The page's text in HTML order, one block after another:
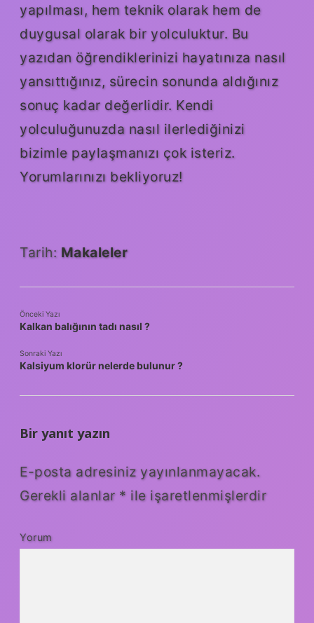
yapılması, hem teknik olarak hem de
duygusal olarak bir yolculuktur. Bu
yazıdan öğrendiklerinizi hayatınıza nasıl
yansıttığınız, sürecin sonunda aldığınız
sonuç kadar değerlidir. Kendi
yolculuğunuzda nasıl ilerlediğinizi
bizimle paylaşmanızı çok isteriz.
Yorumlarınızı bekliyoruz!
Tarih: Makaleler
Önceki Yazı
Kalkan balığının tadı nasıl ?
Sonraki Yazı
Kalsiyum klorür nelerde bulunur ?
Bir yanıt yazın
E-posta adresiniz yayınlanmayacak.
Gerekli alanlar * ile işaretlenmişlerdir
Yorum